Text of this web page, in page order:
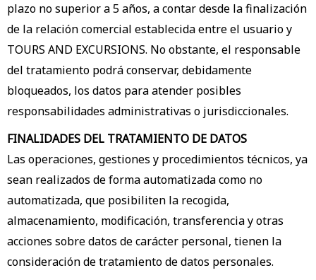
plazo no superior a 5 años, a contar desde la finalización
de la relación comercial establecida entre el usuario y
TOURS AND EXCURSIONS. No obstante, el responsable
del tratamiento podrá conservar, debidamente
bloqueados, los datos para atender posibles
responsabilidades administrativas o jurisdiccionales.
FINALIDADES DEL TRATAMIENTO DE DATOS
Las operaciones, gestiones y procedimientos técnicos, ya
sean realizados de forma automatizada como no
automatizada, que posibiliten la recogida,
almacenamiento, modificación, transferencia y otras
acciones sobre datos de carácter personal, tienen la
consideración de tratamiento de datos personales.